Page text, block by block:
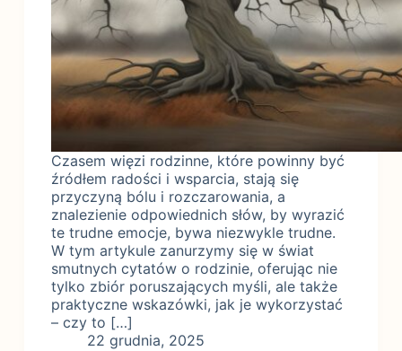
Czasem więzi rodzinne, które powinny być
źródłem radości i wsparcia, stają się
przyczyną bólu i rozczarowania, a
znalezienie odpowiednich słów, by wyrazić
te trudne emocje, bywa niezwykle trudne.
W tym artykule zanurzymy się w świat
smutnych cytatów o rodzinie, oferując nie
tylko zbiór poruszających myśli, ale także
praktyczne wskazówki, jak je wykorzystać
– czy to […]
22 grudnia, 2025